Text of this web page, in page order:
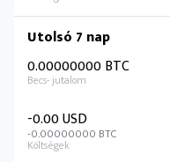
Utolsó 7 nap
0.00000000 BTC
-0.00 USD
-0.00000000 BTC